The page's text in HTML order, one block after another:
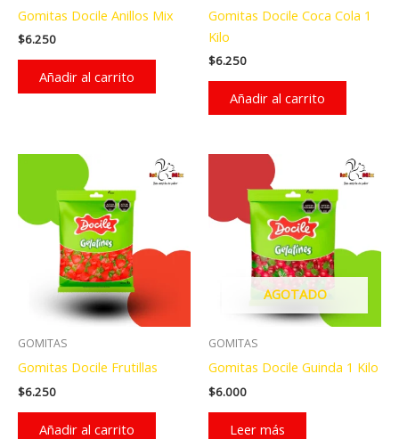
Gomitas Docile Anillos Mix
$6.250
Añadir al carrito
Gomitas Docile Coca Cola 1
Kilo
$6.250
Añadir al carrito
GOMITAS
Gomitas Docile Frutillas
$6.250
Añadir al carrito
AGOTADO
GOMITAS
Gomitas Docile Guinda 1 Kilo
$6.000
Leer más